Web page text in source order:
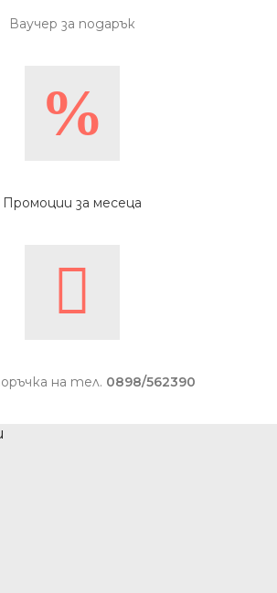
Ваучер за подарък
Промоции за месеца
на тел. 0898/562390